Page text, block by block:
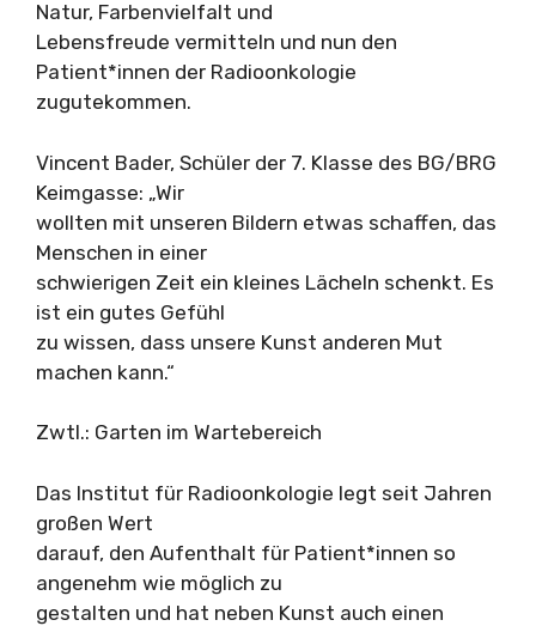
Natur, Farbenvielfalt und
Lebensfreude vermitteln und nun den
Patient*innen der Radioonkologie
zugutekommen.
Vincent Bader, Schüler der 7. Klasse des BG/BRG
Keimgasse: „Wir
wollten mit unseren Bildern etwas schaffen, das
Menschen in einer
schwierigen Zeit ein kleines Lächeln schenkt. Es
ist ein gutes Gefühl
zu wissen, dass unsere Kunst anderen Mut
machen kann.“
Zwtl.: Garten im Wartebereich
Das Institut für Radioonkologie legt seit Jahren
großen Wert
darauf, den Aufenthalt für Patient*innen so
angenehm wie möglich zu
gestalten und hat neben Kunst auch einen